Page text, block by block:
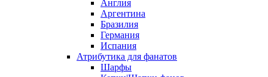
Англия
Аргентина
Бразилия
Германия
Испания
Атрибутика для фанатов
Шарфы